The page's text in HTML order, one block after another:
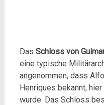
Das Schloss von
eine typische
angenommen, dass
Henriques bekannt,
wurde. Das Schloss